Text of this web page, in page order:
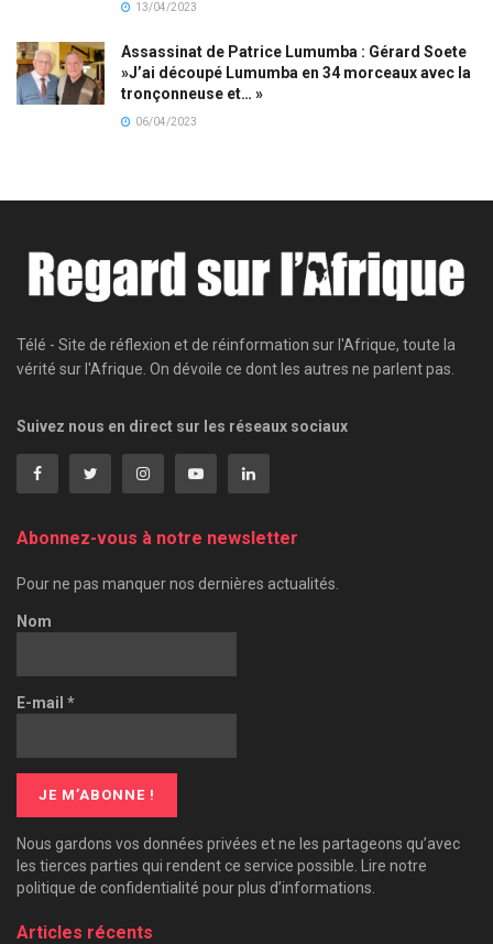
13/04/2023
Assassinat de Patrice Lumumba : Gérard Soete
»J’ai découpé Lumumba en 34 morceaux avec la
tronçonneuse et… »
06/04/2023
Télé - Site de réflexion et de réinformation sur l'Afrique, toute la
vérité sur l'Afrique. On dévoile ce dont les autres ne parlent pas.
Suivez nous en direct sur les réseaux sociaux
Abonnez-vous à notre newsletter
Pour ne pas manquer nos dernières actualités.
Nom
E-mail *
Nous gardons vos données privées et ne les partageons qu’avec
les tierces parties qui rendent ce service possible. Lire notre
politique de confidentialité pour plus d’informations.
Articles récents